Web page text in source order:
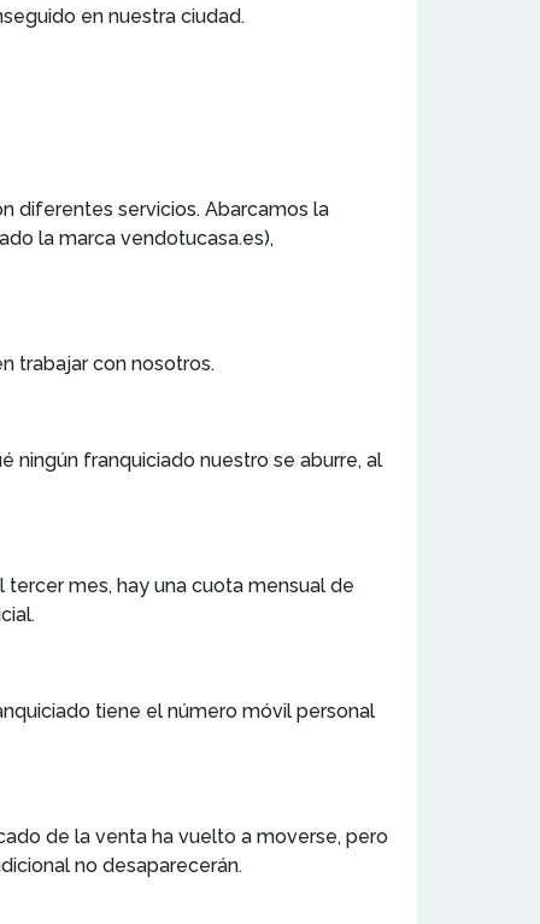
en nuestra ciudad.
diferentes servicios. Abarcamos la
la marca vendotucasa.es),
trabajar con nosotros.
ningún franquiciado nuestro se aburre, al
tercer mes, hay una cuota mensual de
tiene el número móvil personal
de la venta ha vuelto a moverse, pero
no desaparecerán.